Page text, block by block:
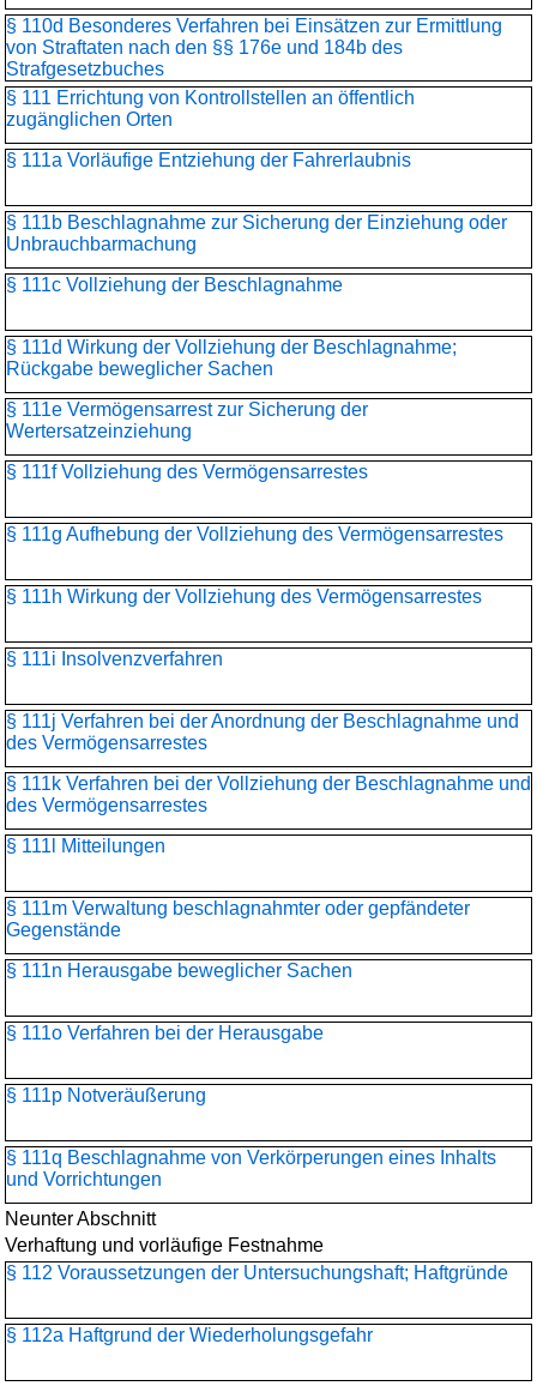
§ 110d Besonderes Verfahren bei Einsätzen zur Ermittlung
von Straftaten nach den §§ 176e und 184b des
Strafgesetzbuches
§ 111 Errichtung von Kontrollstellen an öffentlich
zugänglichen Orten
§ 111a Vorläufige Entziehung der Fahrerlaubnis
§ 111b Beschlagnahme zur Sicherung der Einziehung oder
Unbrauchbarmachung
§ 111c Vollziehung der Beschlagnahme
§ 111d Wirkung der Vollziehung der Beschlagnahme;
Rückgabe beweglicher Sachen
§ 111e Vermögensarrest zur Sicherung der
Wertersatzeinziehung
§ 111f Vollziehung des Vermögensarrestes
§ 111g Aufhebung der Vollziehung des Vermögensarrestes
§ 111h Wirkung der Vollziehung des Vermögensarrestes
§ 111i Insolvenzverfahren
§ 111j Verfahren bei der Anordnung der Beschlagnahme und
des Vermögensarrestes
§ 111k Verfahren bei der Vollziehung der Beschlagnahme und
des Vermögensarrestes
§ 111l Mitteilungen
§ 111m Verwaltung beschlagnahmter oder gepfändeter
Gegenstände
§ 111n Herausgabe beweglicher Sachen
§ 111o Verfahren bei der Herausgabe
§ 111p Notveräußerung
§ 111q Beschlagnahme von Verkörperungen eines Inhalts
und Vorrichtungen
Neunter Abschnitt
Verhaftung und vorläufige Festnahme
§ 112 Voraussetzungen der Untersuchungshaft; Haftgründe
§ 112a Haftgrund der Wiederholungsgefahr